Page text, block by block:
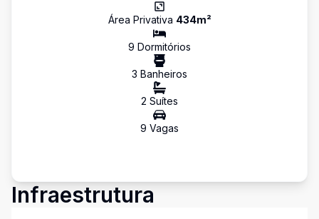
Área Privativa 434m²
9 Dormitórios
3 Banheiros
2 Suítes
9 Vagas
Infraestrutura